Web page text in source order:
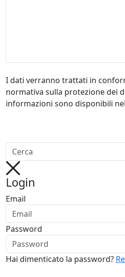
I dati verranno trattati in
normativa sulla protezione dei
informazioni sono disponibili
Login
Email
Password
Hai dimenticato la password?